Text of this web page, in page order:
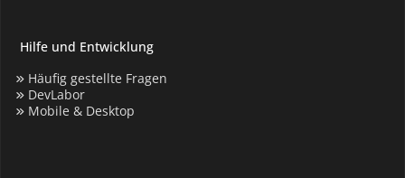
Hilfe und Entwicklung
Häufig gestellte Fragen
DevLabor
Mobile & Desktop